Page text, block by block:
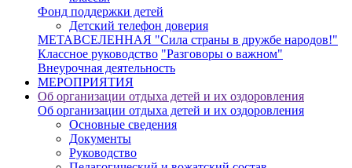
Фонд поддержки детей
Детский телефон доверия
МЕТАВСЕЛЕННАЯ "Сила страны в дружбе народов!"
Классное руководство "Разговоры о важном"
Внеурочная деятельность
МЕРОПРИЯТИЯ
Об организации отдыха детей и их оздоровления
Об организации отдыха детей и их оздоровления
Основные сведения
Документы
Руководство